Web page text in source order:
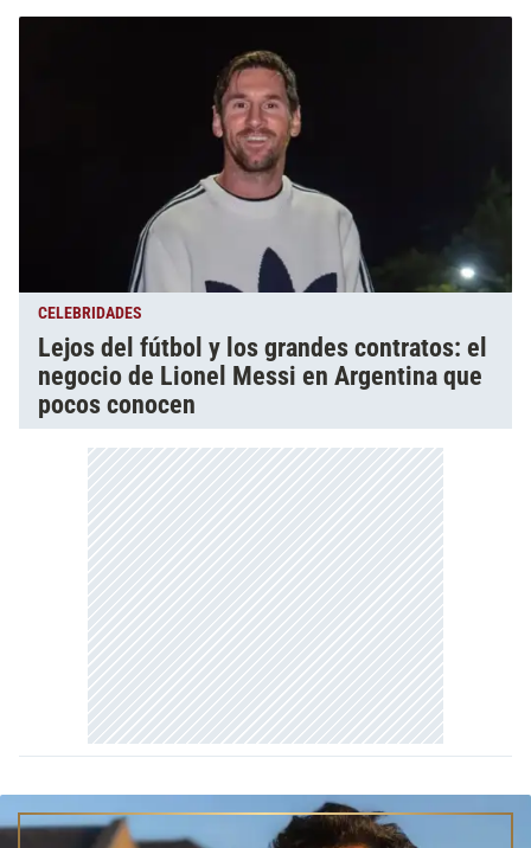
CELEBRIDADES
Lejos del fútbol y los grandes contratos: el
negocio de Lionel Messi en Argentina que
pocos conocen